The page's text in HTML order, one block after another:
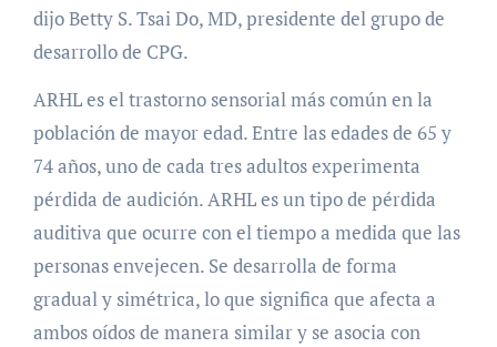
dijo Betty S. Tsai Do, MD, presidente del grupo de
desarrollo de CPG.
ARHL es el trastorno sensorial más común en la
población de mayor edad. Entre las edades de 65 y
74 años, uno de cada tres adultos experimenta
pérdida de audición. ARHL es un tipo de pérdida
auditiva que ocurre con el tiempo a medida que las
personas envejecen. Se desarrolla de forma
gradual y simétrica, lo que significa que afecta a
ambos oídos de manera similar y se asocia con